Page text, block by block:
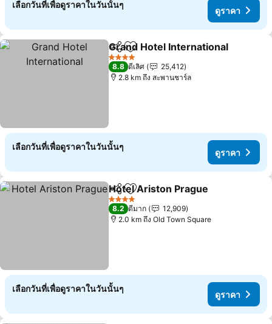
เลือกวันที่เพื่อดูราคาในวันนั้นๆ
ดูราคา
แชร์ เพิ่มในรายการโปรด
Grand Hotel International
4 ดาว
8.8 ดีเลิศ
25,412
2.8 km ถึง สะพานชาร์ล
เลือกวันที่เพื่อดูราคาในวันนั้นๆ
ดูราคา
แชร์ เพิ่มในรายการโปรด
Hotel Ariston Prague
4 ดาว
8.2 ดีมาก
12,909
2.0 km ถึง Old Town Square
เลือกวันที่เพื่อดูราคาในวันนั้นๆ
ดูราคา